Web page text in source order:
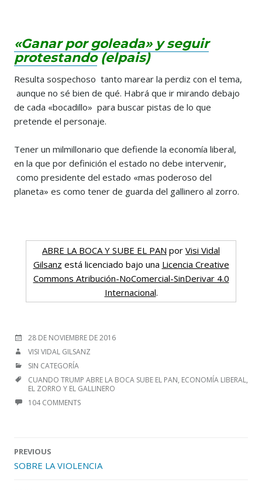
«Ganar por goleada» y seguir
protestando (elpais)
Resulta sospechoso tanto marear la perdiz con el tema,
aunque no sé bien de qué. Habrá que ir mirando debajo
de cada «bocadillo» para buscar pistas de lo que
pretende el personaje.
Tener un milmillonario que defiende la economía liberal,
en la que por definición el estado no debe intervenir,
como presidente del estado «mas poderoso del
planeta» es como tener de guarda del gallinero al zorro.
ABRE LA BOCA Y SUBE EL PAN por Visi Vidal
Gilsanzestá licenciado bajo una Licencia Creative
Commons Atribución-NoComercial-SinDerivar 4.0
Internacional.
POSTED
28 DE NOVIEMBRE DE 2016
AUTHOR
VISI VIDAL GILSANZ
CATEGORIES
SIN CATEGORÍA
TAGS
CUANDO TRUMP ABRE LA BOCA SUBE EL PAN, ECONOMÍA LIBERAL,
EL ZORRO Y EL GALLINERO
104 COMMENTS
navigation
PREVIOUS
SOBRE LA VIOLENCIA